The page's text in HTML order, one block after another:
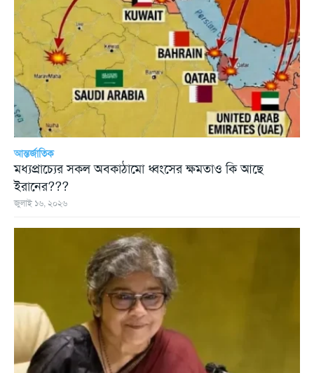
আন্তর্জাতিক
মধ্যপ্রাচ্যের সকল অবকাঠামো ধ্বংসের ক্ষমতাও কি আছে
ইরানের???
জুলাই ১৬, ২০২৬